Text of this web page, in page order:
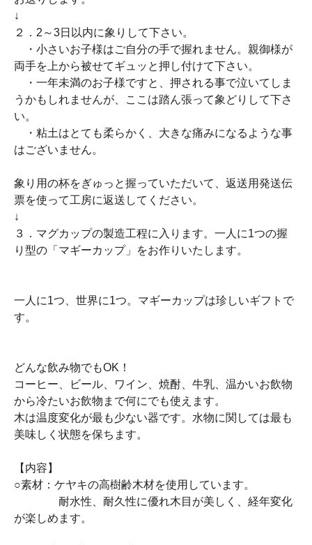
↓
２．2～3日以内に象りして下さい。
・小さいお子様はご自分の手で握れません。親御様が
両手を上から被せてギュッと押し付けて下さい。
・一年未満のお子様ですと、押される事で泣いてしま
うかもしれませんが、ここは踏ん張って象どりして下さ
い。
・粘土はとても柔らかく、大きな痛みになるような事
はございません。
象り用の杯をぎゅっと握っていただいて、返送用発送伝
票を使って工房に返送してください。
↓
３．マグカップの製造工程に入ります。一人に1つの握
り型の「マギーカップ」をお作りいたします。
一人に1つ、世界に1つ。マギーカップは珍しいギフトで
す。
どんな飲み物でもOK！
コーヒー、ビール、ワイン、焼酎、牛乳、温かいお飲物
から冷たいお飲物まで何にでも使えます。
木は温度変化が最も少ない器です。水物に関しては最も
美味しく状態を保ちます。
【内容】
○素材：ケヤキの高樹齢木材を使用しています。
耐水性、耐久性に優れ木目が美しく、経年変化
が楽しめます。